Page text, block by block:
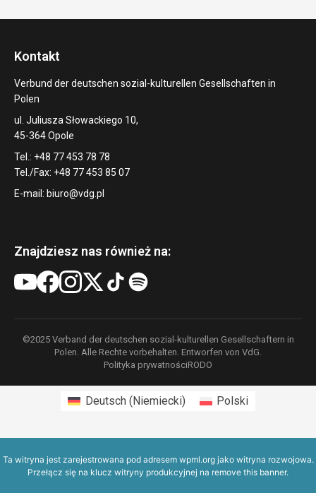
Kontakt
Verbund der deutschen sozial-kulturellen Gesellschaften in
Polen
ul. Juliusza Słowackiego 10,
45-364 Opole
Tel.: +48 77 453 78 78
Tel./Fax: +48 77 453 85 07
E-mail: biuro@vdg.pl
Znajdziesz nas również na:
©2025 Verband der deutschen sozial-kulturellen Gesellschaftern in
Polen. Alle Rechte vorbehalten. Entworfen von VdG.
Polityka prywatnościRODO
Deutsch(Niemiecki) Polski
Ta witryna jest zarejestrowana pod adresem wpml.orgjako witryna rozwojowa.
Przełącz się na klucz witryny produkcyjnej na remove this banner.